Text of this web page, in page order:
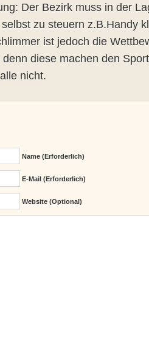
Der Bezirk muss in der
zu steuern z.B.Handy
ist jedoch die
diese machen den
nicht.
Name (erforderlich)
E-Mail (erforderlich)
Website (Optional)